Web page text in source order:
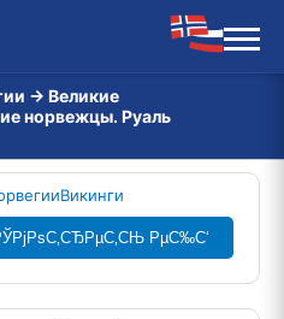
→ Великие
норвежцы. Руаль
Викинги
РµС‰С‘